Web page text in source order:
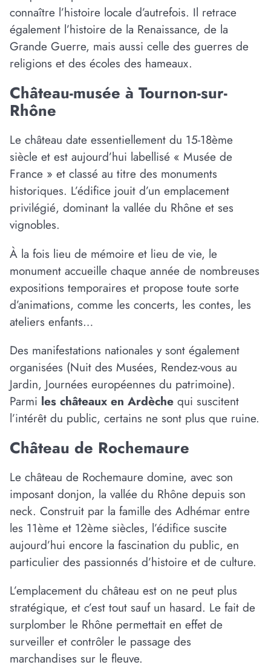
connaître l’histoire locale d’autrefois. Il retrace
également l’histoire de la Renaissance, de la
Grande Guerre, mais aussi celle des guerres de
religions et des écoles des hameaux.
Château-musée à Tournon-sur-
Rhône
Le château date essentiellement du 15-18ème
siècle et est aujourd’hui labellisé « Musée de
France » et classé au titre des monuments
historiques. L’édifice jouit d’un emplacement
privilégié, dominant la vallée du Rhône et ses
vignobles.
À la fois lieu de mémoire et lieu de vie, le
monument accueille chaque année de nombreuses
expositions temporaires et propose toute sorte
d’animations, comme les concerts, les contes, les
ateliers enfants…
Des manifestations nationales y sont également
organisées (Nuit des Musées, Rendez-vous au
Jardin, Journées européennes du patrimoine).
Parmi les châteaux en Ardèche qui suscitent
l’intérêt du public, certains ne sont plus que ruine.
Château de Rochemaure
Le château de Rochemaure domine, avec son
imposant donjon, la vallée du Rhône depuis son
neck. Construit par la famille des Adhémar entre
les 11ème et 12ème siècles, l’édifice suscite
aujourd’hui encore la fascination du public, en
particulier des passionnés d’histoire et de culture.
L’emplacement du château est on ne peut plus
stratégique, et c’est tout sauf un hasard. Le fait de
surplomber le Rhône permettait en effet de
surveiller et contrôler le passage des
marchandises sur le fleuve.